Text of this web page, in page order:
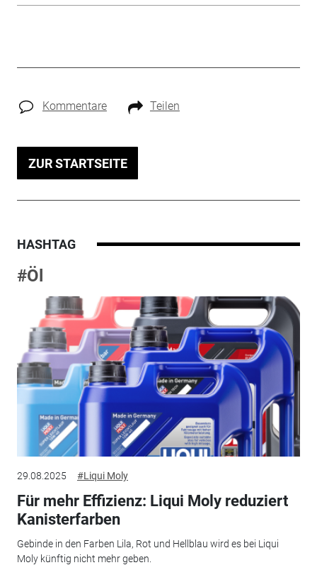
Kommentare Teilen
ZUR STARTSEITE
HASHTAG
#Öl
29.08.2025 #Liqui Moly
Für mehr Effizienz: Liqui Moly reduziert
Kanisterfarben
Gebinde in den Farben Lila, Rot und Hellblau wird es bei Liqui
Moly künftig nicht mehr geben.